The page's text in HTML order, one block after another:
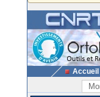
Accueil